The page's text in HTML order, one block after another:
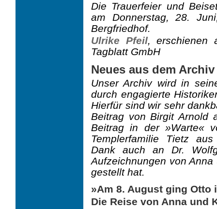
Die Trauerfeier und
am Donnerstag, 28.
Bergfriedhof.
Ulrike Pfeil, erschienen
Tagblatt GmbH
Neues aus dem Archiv
Unser Archiv wird in
durch engagierte
Hierfür sind wir sehr
Beitrag von Birgit Arnold
Beitrag in der »Warte«
Templerfamilie Tietz
Dank auch an Dr.
Aufzeichnungen von
gestellt hat.
»Am 8. August ging Otto
Die Reise von Anna und